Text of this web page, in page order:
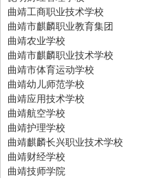
曲靖工商职业技术学校
曲靖市麒麟职业教育集团
曲靖农业学校
曲靖市麒麟职业技术学校
曲靖市体育运动学校
曲靖幼儿师范学校
曲靖应用技术学校
曲靖航空学校
曲靖护理学校
曲靖麒麟长兴职业技术学校
曲靖财经学校
曲靖技师学院